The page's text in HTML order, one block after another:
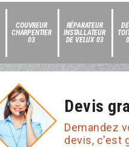
COUVREUR
CHARPENTIER
03
RÉPARATEUR
INSTALLATEUR
DE VELUX 03
Devis
Demandez
devis, c'est